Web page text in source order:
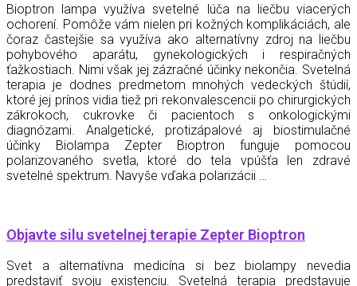
Bioptron lampa využíva svetelné lúča na liečbu viacerých
ochorení. Pomôže vám nielen pri kožných komplikáciách, ale
čoraz častejšie sa využíva ako alternatívny zdroj na liečbu
pohybového aparátu, gynekologických i respiračných
ťažkostiach. Nimi však jej zázračné účinky nekončia. Svetelná
terapia je dodnes predmetom mnohých vedeckých štúdií,
ktoré jej prínos vidia tiež pri rekonvalescencii po chirurgických
zákrokoch, cukrovke či pacientoch s onkologickými
diagnózami. Analgetické, protizápalové aj biostimulačné
účinky Biolampa Zepter Bioptron funguje pomocou
polarizovaného svetla, ktoré do tela vpúšťa len zdravé
svetelné spektrum. Navyše vďaka polarizácii …
Objavte silu svetelnej terapie Zepter Bioptron
Svet a alternatívna medicína si bez biolampy nevedia
predstaviť svoju existenciu. Svetelná terapia predstavuje